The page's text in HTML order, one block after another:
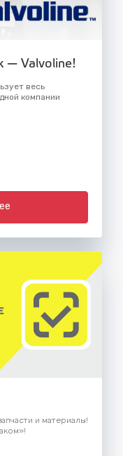
— Valvoline!
весь
компании
и материалы!